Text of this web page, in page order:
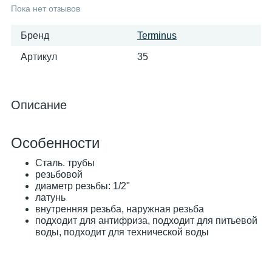
Пока нет отзывов
Бренд Terminus
Артикул 35
Описание
Особенности
Сталь. трубы
резьбовой
диаметр резьбы: 1/2"
латунь
внутренняя резьба, наружная резьба
подходит для антифриза, подходит для питьевой
воды, подходит для технической воды